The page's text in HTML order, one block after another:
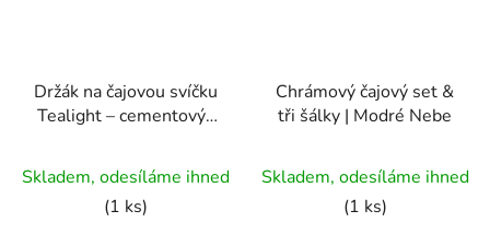
Držák na čajovou svíčku
Tealight – cementový |
hodnocení
produktu
Skladem, odesíláme ihned
(1 ks)
Chrámový čajový set &
tři šálky | Modré Nebe
Skladem, odesíláme ihned
(1 ks)